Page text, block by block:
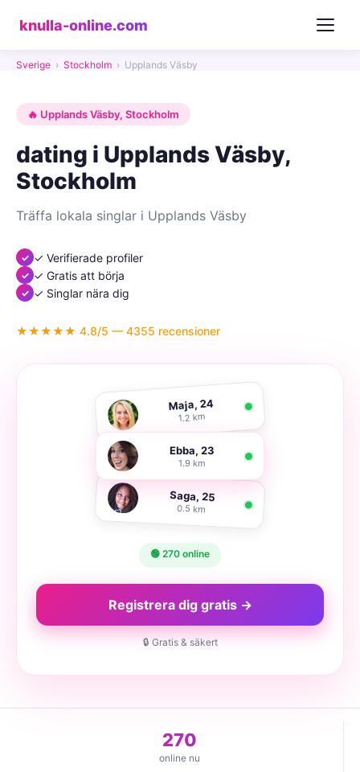
knulla-online.com
Sverige › Stockholm › Upplands Väsby
🔥 Upplands Väsby, Stockholm
dating i Upplands Väsby,
Stockholm
Träffa lokala singlar i Upplands Väsby
✓ Verifierade profiler
✓ Gratis att börja
✓ Singlar nära dig
★★★★★ 4.8/5 — 4355 recensioner
Maja, 24
1.2 km
Ebba, 23
1.9 km
Saga, 25
0.5 km
🟢 270 online
Registrera dig gratis →
🔒 Gratis & säkert
270
online nu